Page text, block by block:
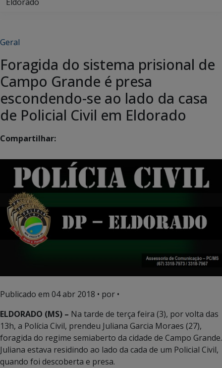
Geral
Foragida do sistema prisional de
Campo Grande é presa
escondendo-se ao lado da casa
de Policial Civil em Eldorado
Compartilhar:
Publicado em 04 abr 2018 • por •
ELDORADO (MS) – Na tarde de terça feira (3), por volta das
13h, a Polícia Civil, prendeu Juliana Garcia Moraes (27),
foragida do regime semiaberto da cidade de Campo Grande.
Juliana estava residindo ao lado da cada de um Policial Civil,
quando foi descoberta e presa.